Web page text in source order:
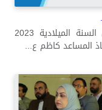
بمناسبة حلول اعياد الميلاد المجيد ورأس السنة الميلادية 2023
المساعد كاظم ع...